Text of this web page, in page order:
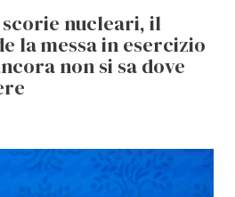
nucleari, il
la messa in esercizio
non si sa dove